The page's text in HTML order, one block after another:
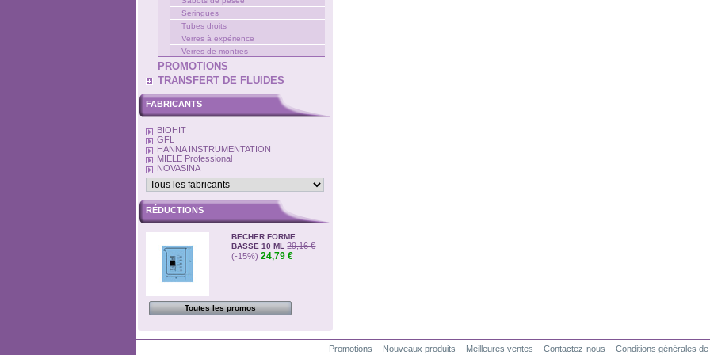
Seringues
Tubes droits
Verres à expérience
Verres de montres
PROMOTIONS
TRANSFERT DE FLUIDES
FABRICANTS
BIOHIT
GFL
HANNA INSTRUMENTATION
MIELE Professional
NOVASINA
RÉDUCTIONS
BECHER FORME
BASSE 10 ML 29,16 €
(-15%) 24,79 €
Toutes les promos
Promotions Nouveaux produits Meilleures ventes Contactez-nous Conditions générales